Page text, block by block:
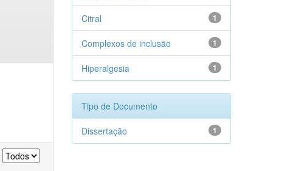
1
Citral
1
Complexos de inclusão
1
Hiperalgesia
Tipo de Documento
1
Dissertação